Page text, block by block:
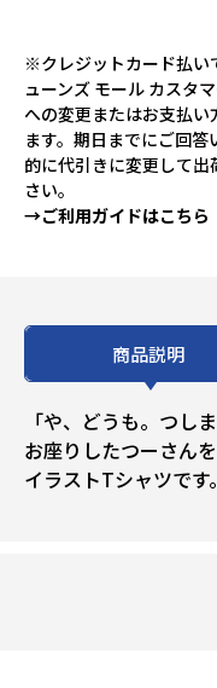
※クレジットカード払い
ューンズ モール カスタ
への変更またはお支払
ます。期日までにご回
的に代引きに変更して
さい。
→ご利用ガイドはこちら
商品説明
「や、どうも。つしま
お座りしたつーさん
イラストTシャツです。